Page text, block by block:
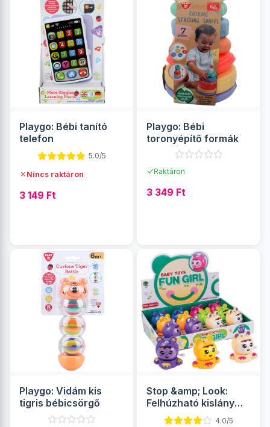
Playgo: Bébi tanító
telefon
5.0/5
✗ Nincs raktáron
3 149 Ft
Playgo: Bébi
toronyépítő formák
✓Raktáron
3 349 Ft
Playgo: Vidám kis
tigris bébicsörgő
Stop &amp; Look:
Felhúzható kislány
többféle változatban
4.0/5